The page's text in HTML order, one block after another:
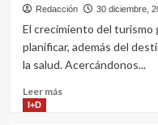
posible
estrategia
en
futuros
Redacción 30 diciembre,
El crecimiento del turismo
planificar, además del
la salud. Acercándonos...
Leer másLeer
I+D